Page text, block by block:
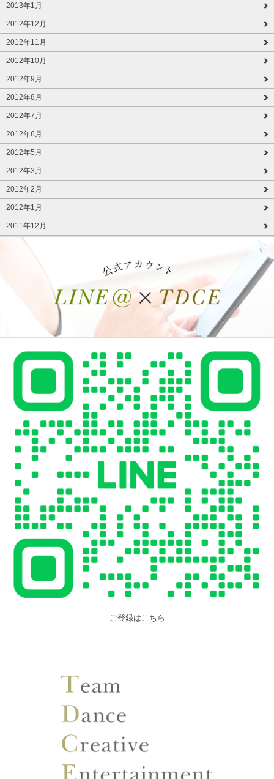
2013年1月
2012年12月
2012年11月
2012年10月
2012年9月
2012年8月
2012年7月
2012年6月
2012年5月
2012年3月
2012年2月
2012年1月
2011年12月
ご登録はこちら